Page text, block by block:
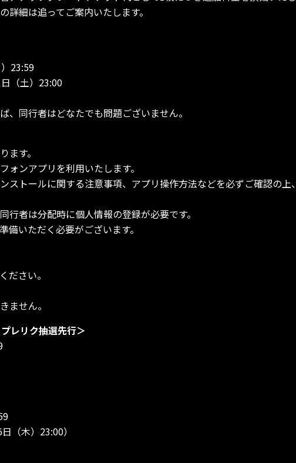
細は追ってご案内いたします。
23:59
（土）23:00
同行者はどなたでも問題ございません。
す。
ンアプリを利用いたします。
ストールに関する注意事項、アプリ操作方法などを必ずご確認の上
者は分配時に個人情報の登録が必要です。
いただく必要がございます。
ださい。
ません。
レリク抽選先行＞
（木）23:00）